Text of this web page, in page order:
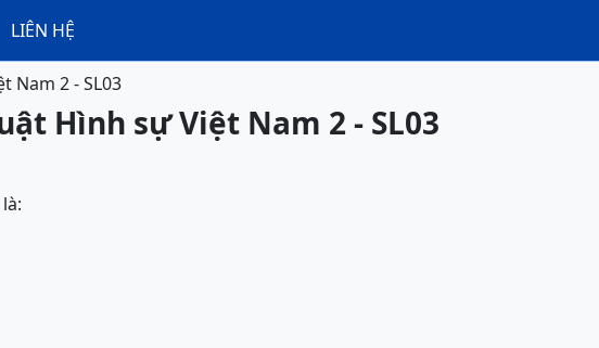
LIÊN HỆ
Nam 2 - SL03
Hình sự Việt Nam 2 - SL03